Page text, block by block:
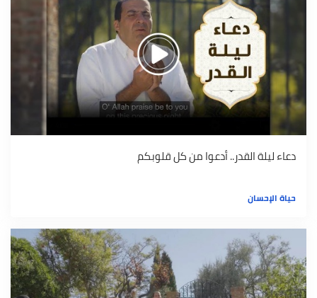
دعاء ليلة القدر.. أدعوا من كل قلوبكم
حياة الإحسان